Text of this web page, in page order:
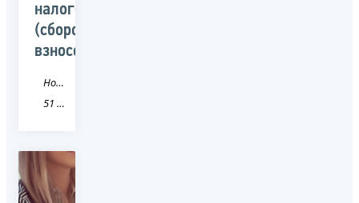
налогов
(сборов,
взносов)
Новость
51 Мурманская область